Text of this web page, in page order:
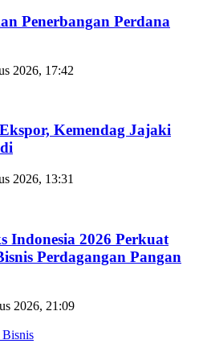
Penerbangan Perdana
2026, 17:42
Kemendag Jajaki
2026, 13:31
Indonesia 2026 Perkuat
Perdagangan Pangan
2026, 21:09